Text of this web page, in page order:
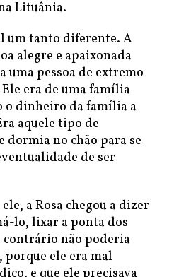
Lituânia.
um tanto diferente. A
alegre e apaixonada
uma pessoa de extremo
era de uma família
o dinheiro da família a
aquele tipo de
no chão para se
de ser
a Rosa chegou a dizer
lo, lixar a ponta dos
contrário não poderia
ele era mal